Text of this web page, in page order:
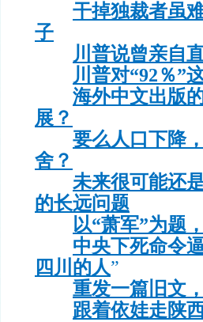
干掉独裁者虽
子
川普说曾亲自
川普对“92％”
海外中文出版
展？
要么人口下降
舍？
未来很可能还
的长远问题
以“萧军”为题
中央下死命令
四川的人”
重发一篇旧文
跟着依娃走陕